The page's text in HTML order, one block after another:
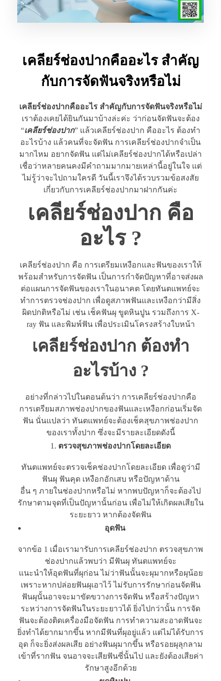
เคลียร์ช่องปากคืออะไร สำคัญ
กับการจัดฟันจริงหรือไม่
เคลียร์ช่องปากคืออะไร สำคัญกับการจัดฟันจริงหรือไม่
เราต้องเคยได้ยินกันมาบ้างล่ะค่ะ ว่าก่อนจัดฟันจะต้อง
“เคลียร์ช่องปาก” แล้วเคลียร์ช่องปาก คืออะไร ต้องทำ
อะไรบ้าง แล้วคนที่จะจัดฟัน การเคลียร์ช่องปากจำเป็น
มากไหม อยากจัดฟัน แต่ไม่เคลียร์ช่องปากได้หรือเปล่า
เชื่อว่าหลายคนคงมีคำถามมากมายเหล่านี้อยู่ในใจ แต่
ไม่รู้ว่าจะไปถามใครดี วันนี้เราจึงได้รวบรวมข้อสงสัย
เกี่ยวกับการเคลียร์ช่องปากมาฝากกันค่ะ
เคลียร์ช่องปาก คือ
อะไร ?
เคลียร์ช่องปาก คือ การเตรียมเหงือกและฟันของเราให้
พร้อมสำหรับการจัดฟัน เป็นการกำจัดปัญหาที่อาจส่งผล
ต่อแผนการจัดฟันของเราในอนาคต โดยทันตแพทย์จะ
ทำการตรวจช่องปาก เพื่อดูสภาพฟันและเหงือกว่ามีสิ่ง
ผิดปกติหรือไม่ เช่น เช็คฟันผุ ขูดหินปูน รวมถึงการ X-
ray ฟัน และพิมพ์ฟัน เพื่อประเมินโครงสร้างใบหน้า
เคลียร์ช่องปาก ต้องทำ
อะไรบ้าง ?
อย่างที่กล่าวไปในตอนต้นว่า การเคลียร์ช่องปากคือ
การเตรียมสภาพช่องปากของฟันและเหงือกก่อนเริ่มจัด
ฟัน นั่นแปลว่า ทันตแพทย์จะต้องเช็คสุขภาพช่องปาก
ของเราทั้งปาก ซึ่งจะมีรายละเอียดดังนี้
ตรวจสุขภาพช่องปากโดยละเอียด
ทันตแพทย์จะตรวจเช็คช่องปากโดยละเอียด เพื่อดูว่ามี
ฟันผุ ฟันคุด เหงือกอักเสบ หรือปัญหาด้าน
อื่น ๆ ภายในช่องปากหรือไม่ หากพบปัญหาก็จะต้องไป
รักษาตามจุดที่เป็นปัญหานั้นก่อน เพื่อไม่ให้เกิดผลเสียใน
ระยะยาว หากต้องจัดฟัน
อุดฟัน
จากข้อ 1 เมื่อเรามารับการเคลียร์ช่องปาก ตรวจสุขภาพ
ช่องปากแล้วพบว่า มีฟันผุ ทันตแพทย์จะ
แนะนำให้อุดฟันที่ผุก่อน ไม่ว่าฟันนั้นจะผุมากหรือผุน้อย
เพราะหากปล่อยฟันผุเอาไว้ ไม่รับการรักษาก่อนจัดฟัน
ฟันผุนั้นอาจจะมาขัดขวางการจัดฟัน หรือสร้างปัญหา
ระหว่างการจัดฟันในระยะยาวได้ ยิ่งไปกว่านั้น การจัด
ฟันจะต้องติดเครื่องมือจัดฟัน การทำความสะอาดฟันจะ
ยิ่งทำได้ยากมากขึ้น หากมีฟันที่ผุอยู่แล้ว แต่ไม่ได้รับการ
อุด ก็จะยิ่งส่งผลเสีย อย่างฟันผุมากขึ้น หรือรอยผุลุกลาม
เข้าที่รากฟัน จนอาจจะเสียฟันซี่นั้นไป และยังต้องเสียค่า
รักษาสูงอีกด้วย